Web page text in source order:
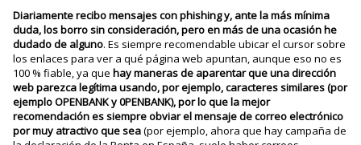
Diariamente recibo mensajes con phishing y, ante la más mínima
duda, los borro sin consideración, pero en más de una ocasión he
dudado de alguno. Es siempre recomendable ubicar el cursor sobre
los enlaces para ver a qué página web apuntan, aunque eso no es
100 % fiable, ya quehay maneras de aparentar que una dirección
web parezca legítima usando, por ejemplo, caracteres similares (por
ejemplo OPENBANK y 0PENBANK), por lo que la mejor
recomendación es siempre obviar el mensaje de correo electrónico
por muy atractivo que sea(por ejemplo, ahora que hay campaña de